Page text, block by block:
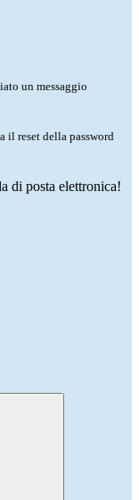
un messaggio
il reset della password
di posta elettronica!